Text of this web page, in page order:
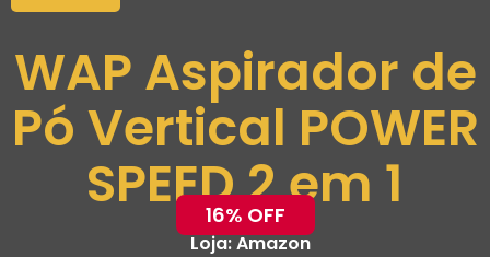
WAP Aspirador de
Pó Vertical POWER
SPEED 2 em 1
16% OFF
Loja:Amazon